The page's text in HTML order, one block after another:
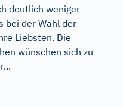
deutlich weniger
bei der Wahl der
Liebsten. Die
wünschen sich zu